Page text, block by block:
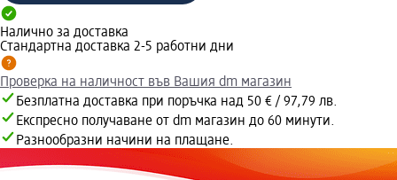
Налично за доставка
Стандартна доставка 2-5 работни дни
Проверка на наличност във Вашия dm магазин
Безплатна доставка при поръчка над 50 € / 97,79 лв.
Експресно получаване от dm магазин до 60 минути.
Разнообразни начини на плащане.